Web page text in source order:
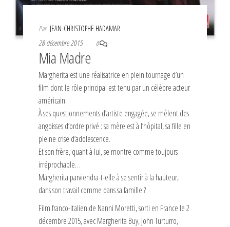
Par JEAN-CHRISTOPHE HADAMAR
28 décembre 2015
0
Mia Madre
Margherita est une réalisatrice en plein tournage d’un
film dont le rôle principal est tenu par un célèbre acteur
américain.
À ses questionnements d’artiste engagée, se mêlent des
angoisses d’ordre privé : sa mère est à l’hôpital, sa fille en
pleine crise d’adolescence.
Et son frère, quant à lui, se montre comme toujours
irréprochable…
Margherita parviendra-t-elle à se sentir à la hauteur,
dans son travail comme dans sa famille ?
Film franco-italien de Nanni Moretti, sorti en France le 2
décembre 2015, avec Margherita Buy, John Turturro,